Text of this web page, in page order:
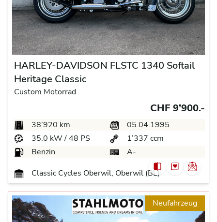
HARLEY-DAVIDSON FLSTC 1340 Softail
Heritage Classic
Custom Motorrad
CHF 9’900.-
38’920 km
05.04.1995
35.0 kW / 48 PS
1’337 ccm
Benzin
A-
Classic Cycles Oberwil, Oberwil (BL)
Neufahrzeug